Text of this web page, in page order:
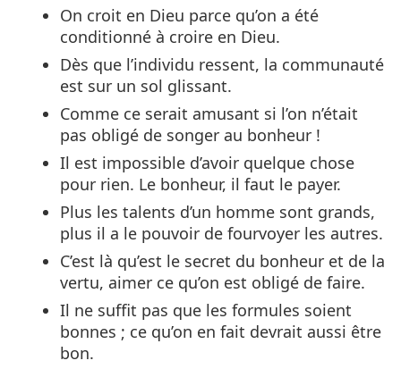
On croit en Dieu parce qu’on a été
conditionné à croire en Dieu.
Dès que l’individu ressent, la communauté
est sur un sol glissant.
Comme ce serait amusant si l’on n’était
pas obligé de songer au bonheur !
Il est impossible d’avoir quelque chose
pour rien. Le bonheur, il faut le payer.
Plus les talents d’un homme sont grands,
plus il a le pouvoir de fourvoyer les autres.
C’est là qu’est le secret du bonheur et de la
vertu, aimer ce qu’on est obligé de faire.
Il ne suffit pas que les formules soient
bonnes ; ce qu’on en fait devrait aussi être
bon.